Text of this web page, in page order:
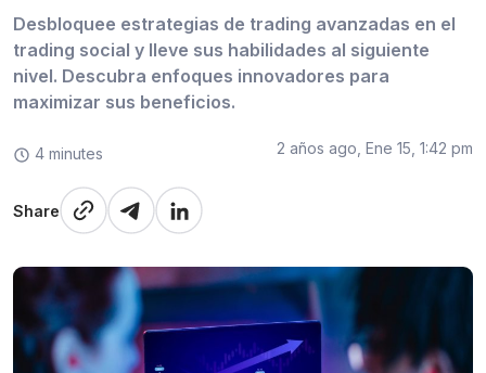
Desbloquee estrategias de trading avanzadas en el
trading social y lleve sus habilidades al siguiente
nivel. Descubra enfoques innovadores para
maximizar sus beneficios.
4 minutes 2 años ago, Ene 15, 1:42 pm
Share